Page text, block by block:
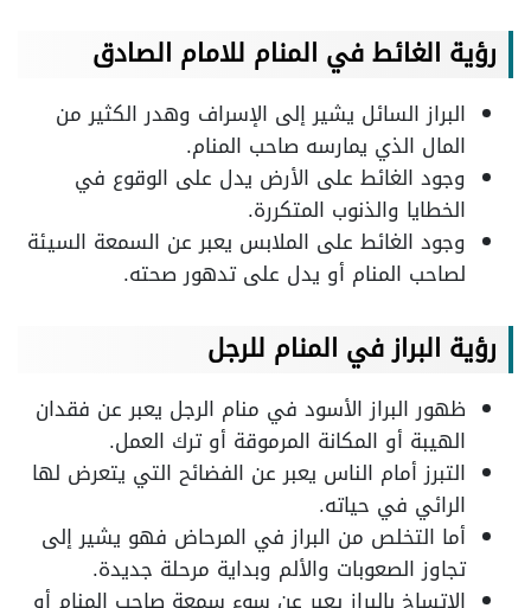
رؤية الغائط في المنام للامام الصادق
البراز السائل يشير إلى الإسراف وهدر الكثير من
المال الذي يمارسه صاحب المنام.
وجود الغائط على الأرض يدل على الوقوع في
الخطايا والذنوب المتكررة.
وجود الغائط على الملابس يعبر عن السمعة السيئة
لصاحب المنام أو يدل على تدهور صحته.
رؤية البراز في المنام للرجل
ظهور البراز الأسود في منام الرجل يعبر عن فقدان
الهيبة أو المكانة المرموقة أو ترك العمل.
التبرز أمام الناس يعبر عن الفضائح التي يتعرض لها
الرائي في حياته.
أما التخلص من البراز في المرحاض فهو يشير إلى
تجاوز الصعوبات والألم وبداية مرحلة جديدة.